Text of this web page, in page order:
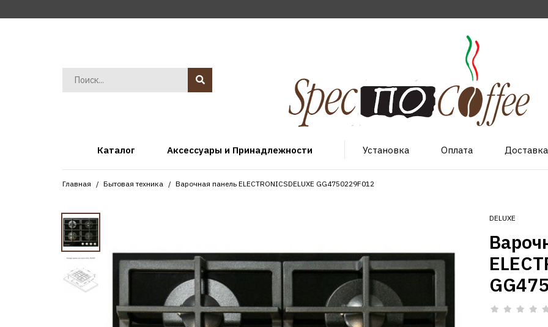
Каталог Аксессуары и Принадлежности Установка Оплата Доставка
Главная Бытовая техника Варочная панель ELECTRONICSDELUXE GG4750229F012
DELUXE